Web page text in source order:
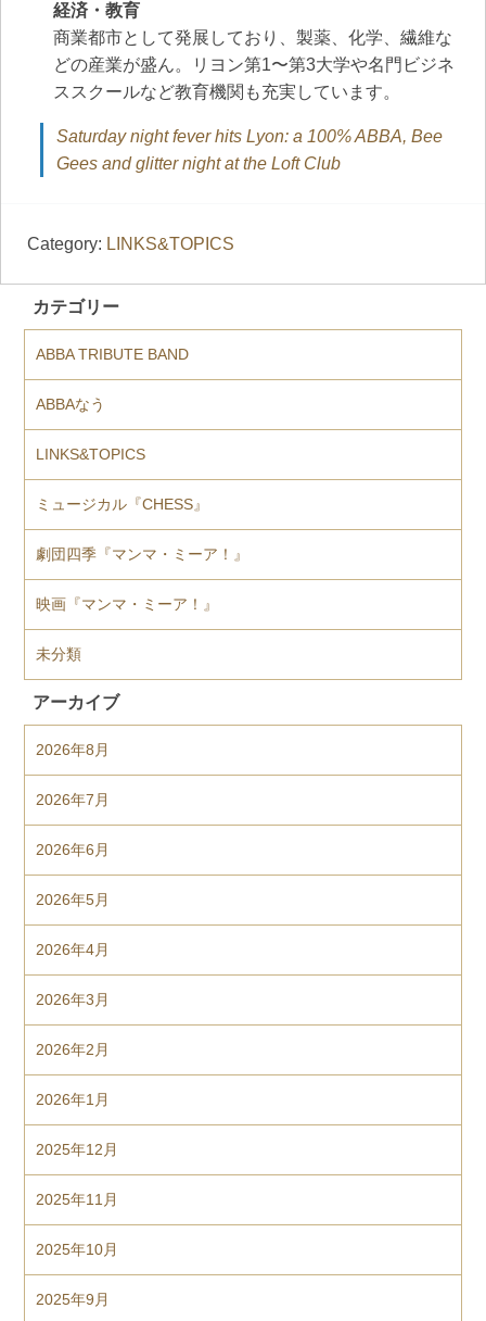
経済・教育
商業都市として発展しており、製薬、化学、繊維な
どの産業が盛ん。リヨン第1〜第3大学や名門ビジネ
ススクールなど教育機関も充実しています。
Saturday night fever hits Lyon: a 100% ABBA, Bee
Gees and glitter night at the Loft Club
Category: LINKS&TOPICS
カテゴリー
ABBA TRIBUTE BAND
ABBAなう
LINKS&TOPICS
ミュージカル『CHESS』
劇団四季『マンマ・ミーア！』
映画『マンマ・ミーア！』
未分類
アーカイブ
2026年8月
2026年7月
2026年6月
2026年5月
2026年4月
2026年3月
2026年2月
2026年1月
2025年12月
2025年11月
2025年10月
2025年9月